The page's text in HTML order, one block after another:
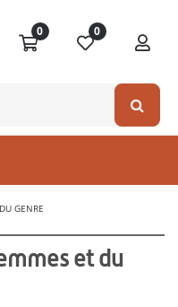
0 0
GENRE
et du